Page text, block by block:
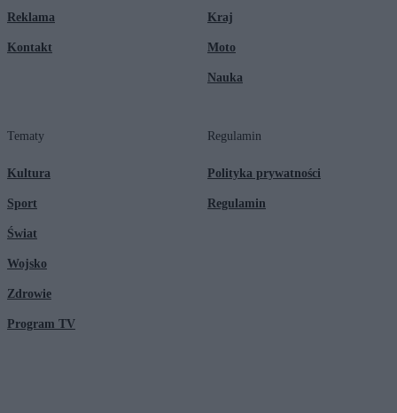
Reklama
Kontakt
Kraj
Moto
Nauka
Tematy
Kultura
Sport
Świat
Wojsko
Zdrowie
Program TV
Regulamin
Polityka prywatności
Regulamin